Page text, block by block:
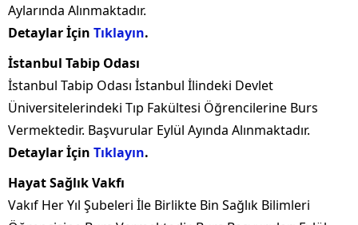
Aylarında Alınmaktadır.
Detaylar İçin Tıklayın.
İstanbul Tabip Odası
İstanbul Tabip Odası İstanbul İlindeki Devlet
Üniversitelerindeki Tıp Fakültesi Öğrencilerine Burs
Vermektedir. Başvurular Eylül Ayında Alınmaktadır.
Detaylar İçin Tıklayın.
Hayat Sağlık Vakfı
Vakıf Her Yıl Şubeleri İle Birlikte Bin Sağlık Bilimleri